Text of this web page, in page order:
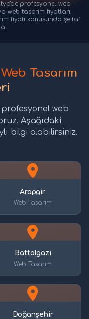
profesyonel web
web tasarım fiyatları,
fiyatı konusunda şeffaf
Tasarım
web
Aşağıdaki
bilgi alabilirsiniz.
Arapgir
Web Tasarım
Battalgazi
Web Tasarım
Doğanşehir